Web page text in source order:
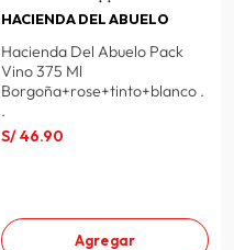
HACIENDA DEL ABUELO
Hacienda Del Abuelo Pack
Vino 375 Ml
Borgoña+rose+tinto+blanco .
.
S/46.90
Agregar